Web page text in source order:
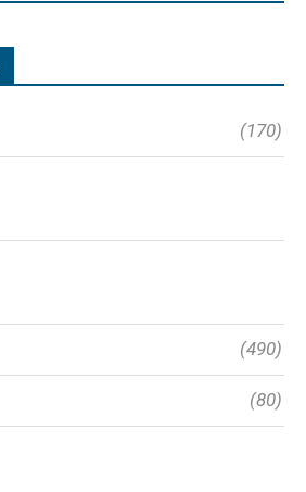
(170)
(490)
(80)